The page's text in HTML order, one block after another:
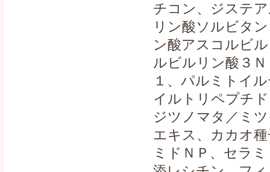
チコン、ジステ
リン酸ソルビタ
ン酸アスコルビ
ルビルリン酸３
１、パルミトイ
イルトリペプチ
ジツノマタ／ミ
エキス、カカオ
ミドＮＰ、セラ